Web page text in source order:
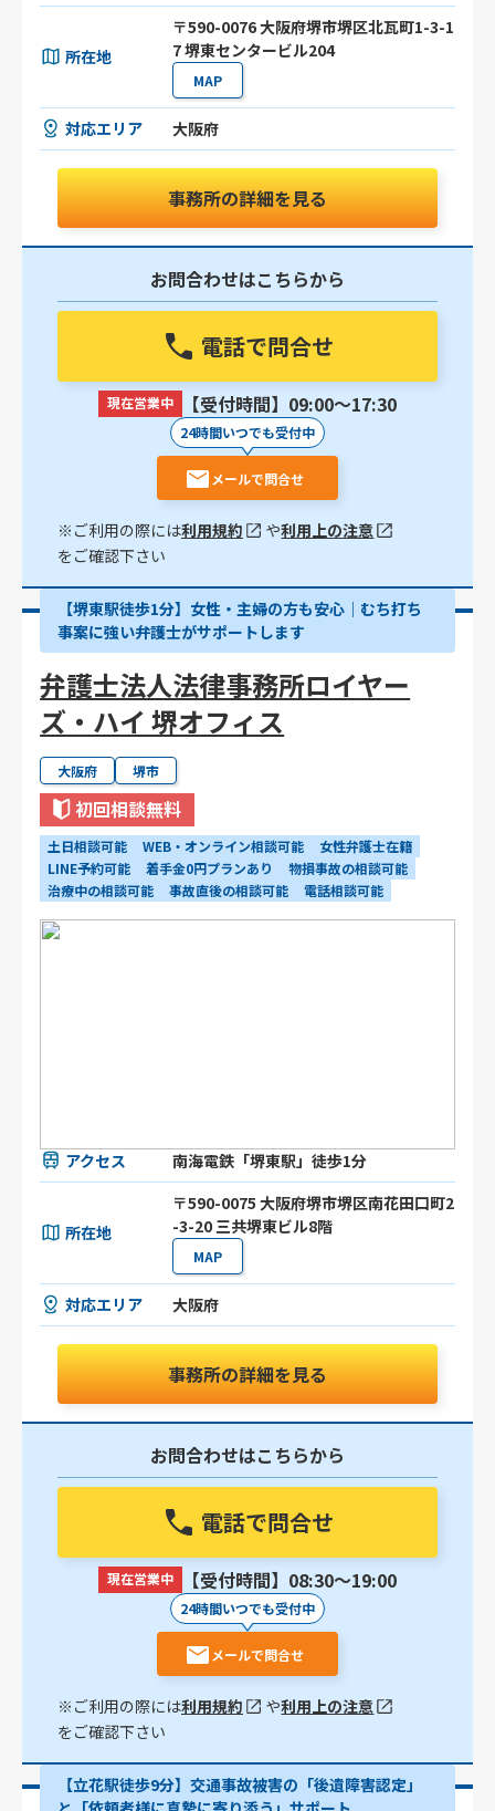
所在地
〒590-0076 大阪府堺市堺区北瓦町1-3-1
7 堺東センタービル204
MAP
対応エリア 大阪府
事務所の詳細を見る
お問合わせはこちらから
電話で問合せ
現在営業中 【受付時間】09:00〜17:30
24時間いつでも受付中
メールで問合せ
※ご利用の際には利用規約 や利用上の注意
をご確認下さい
【堺東駅徒歩1分】女性・主婦の方も安心｜むち打ち
事案に強い弁護士がサポートします
弁護士法人法律事務所ロイヤー
ズ・ハイ 堺オフィス
大阪府 堺市
初回相談無料
土日相談可能 WEB・オンライン相談可能
女性弁護士在籍
LINE予約可能
着手金0円プランあり
物損事故の相談可能
治療中の相談可能
事故直後の相談可能 電話相談可能
アクセス 南海電鉄「堺東駅」徒歩1分
所在地
〒590-0075 大阪府堺市堺区南花田口町2
-3-20 三共堺東ビル8階
MAP
対応エリア 大阪府
事務所の詳細を見る
お問合わせはこちらから
電話で問合せ
現在営業中 【受付時間】08:30〜19:00
24時間いつでも受付中
メールで問合せ
※ご利用の際には利用規約 や利用上の注意
をご確認下さい
【立花駅徒歩9分】交通事故被害の「後遺障害認定」